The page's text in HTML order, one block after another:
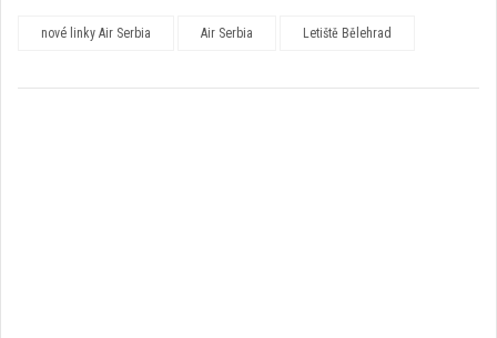
nové linky Air Serbia Air Serbia Letiště Bělehrad